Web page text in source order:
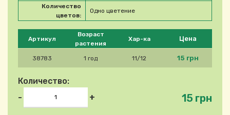
Please select product
Артикул
Возраст
растения
Хар-ка Цена
38783 1 год 11/12 15 грн
Количество:
-
+ 15 грн
Количество
цветов:
Одно цветение